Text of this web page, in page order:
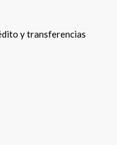
y transferencias